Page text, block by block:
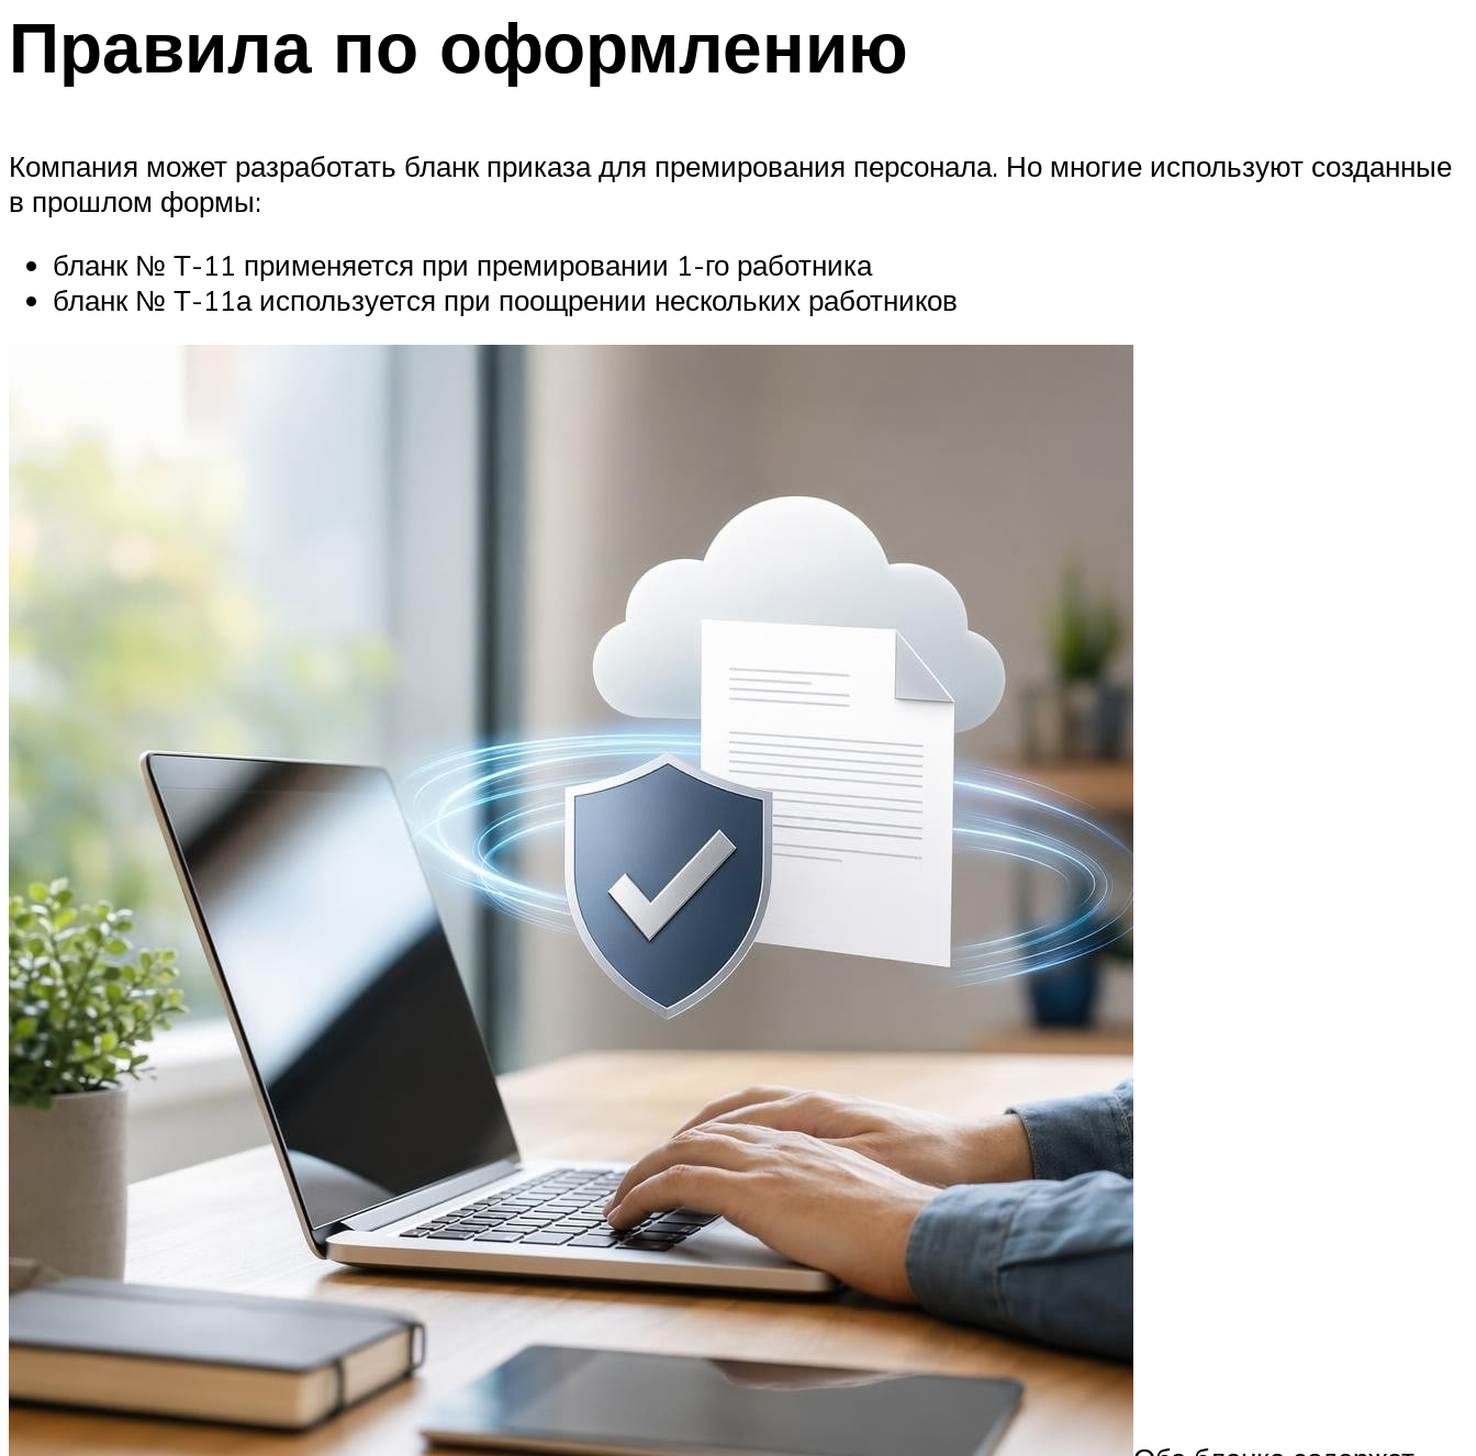
Правила по оформлению
Компания может разработать бланк приказа для премирования персонала. Но многие используют созданные
в прошлом формы:
бланк № Т-11 применяется при премировании 1-го работника
бланк № Т-11а используется при поощрении нескольких работников